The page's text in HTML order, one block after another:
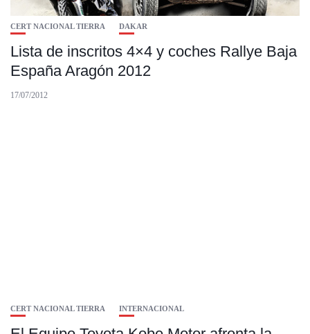
CERT NACIONAL TIERRA DAKAR
Lista de inscritos 4×4 y coches Rallye Baja
España Aragón 2012
17/07/2012
CERT NACIONAL TIERRA INTERNACIONAL